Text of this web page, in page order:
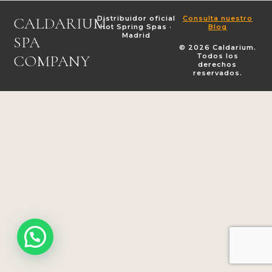
CALDARIUM
SPA
COMPANY
Distribuidor oficial
Hot Spring Spas ·
Madrid
Consulta nuestro
Blog
© 2026 Caldarium.
Todos los
derechos
reservados.